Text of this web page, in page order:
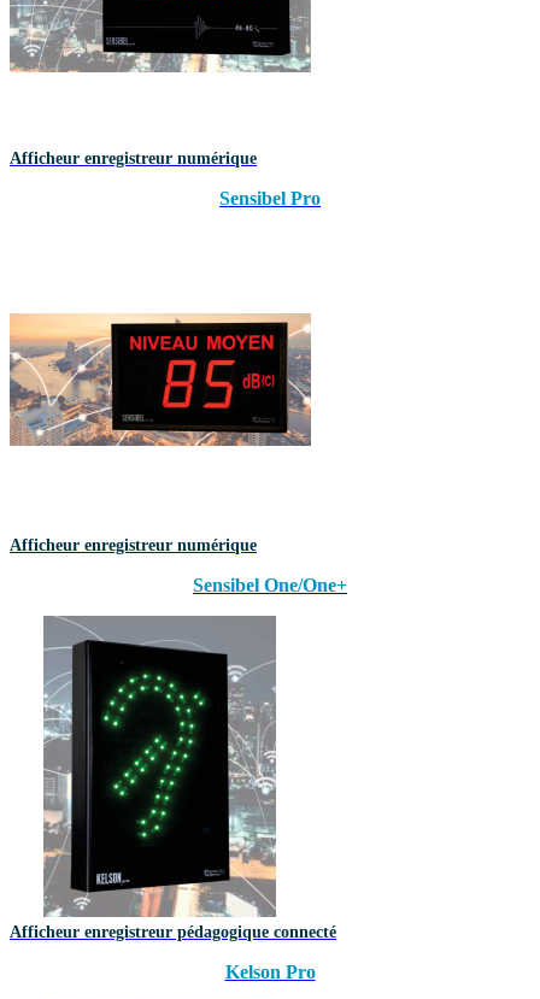
Afficheur enregistreur numérique
Sensibel Pro
Afficheur enregistreur numérique
Sensibel One/One+
Afficheur enregistreur pédagogique connecté
Kelson Pro